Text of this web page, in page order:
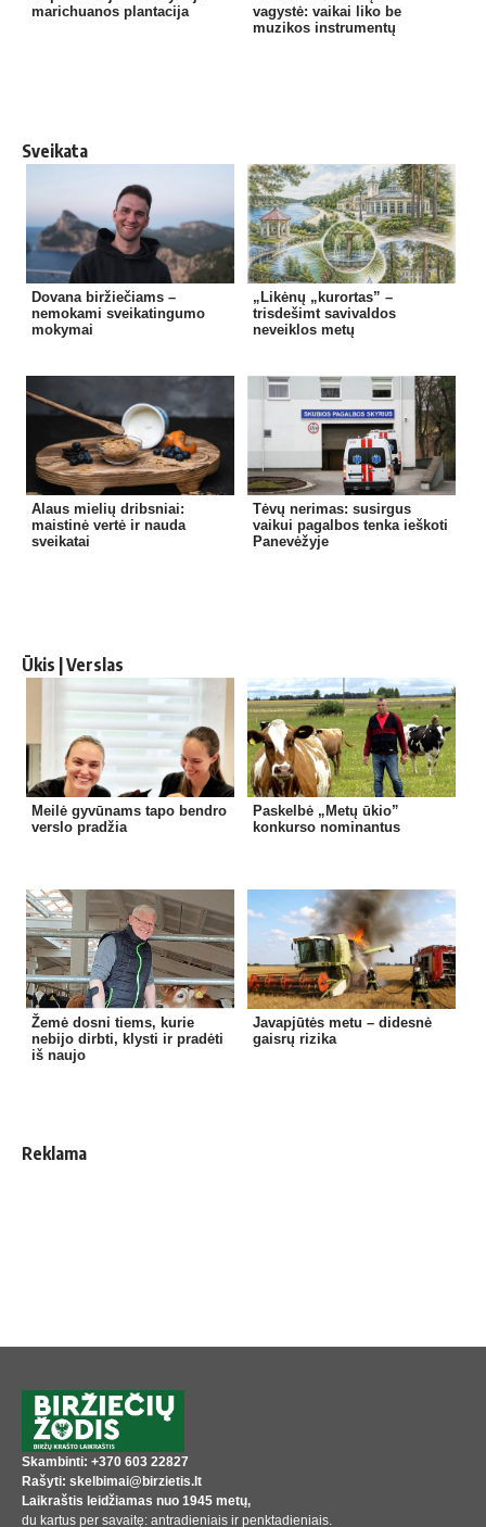
marichuanos plantacija
vagystė: vaikai liko be
muzikos instrumentų
Sveikata
Dovana biržiečiams –
nemokami sveikatingumo
mokymai
„Likėnų „kurortas” –
trisdešimt savivaldos
neveiklos metų
Alaus mielių dribsniai:
maistinė vertė ir nauda
sveikatai
Tėvų nerimas: susirgus
vaikui pagalbos tenka ieškoti
Panevėžyje
Ūkis | Verslas
Meilė gyvūnams tapo bendro
verslo pradžia
Paskelbė „Metų ūkio”
konkurso nominantus
Žemė dosni tiems, kurie
nebijo dirbti, klysti ir pradėti
iš naujo
Javapjūtės metu – didesnė
gaisrų rizika
Reklama
Skambinti: +370 603 22827
Rašyti: skelbimai@birzietis.lt
Laikraštis leidžiamas nuo 1945 metų,
du kartus per savaitę: antradieniais ir penktadieniais.